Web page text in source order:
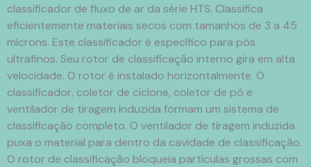
classificador de fluxo de ar da série HTS. Classifica
eficientemente materiais secos com tamanhos de 3 a 45
mícrons. Este classificador é específico para pós
ultrafinos. Seu rotor de classificação interno gira em alta
velocidade. O rotor é instalado horizontalmente. O
classificador, coletor de ciclone, coletor de pó e
ventilador de tiragem induzida formam um sistema de
classificação completo. O ventilador de tiragem induzida
puxa o material para dentro da cavidade de classificação.
O rotor de classificação bloqueia partículas grossas com